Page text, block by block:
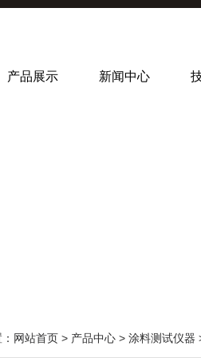
产品展示 新闻中心
网站首页 > 产品中心 > 涂料测试仪器